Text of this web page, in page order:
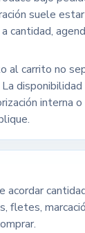
suele
cantidad,
al carrito no
interna
acordar
fletes,